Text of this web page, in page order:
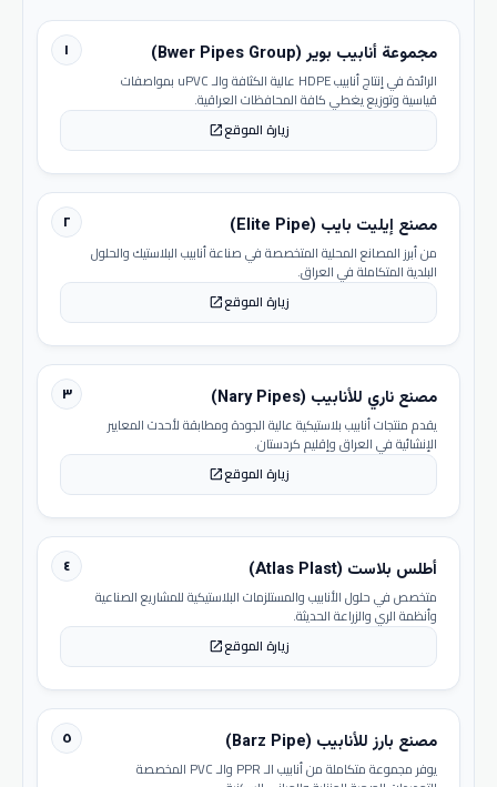
١ مجموعة أنابيب بوير (Bwer Pipes Group)
الرائدة في إنتاج أنابيب HDPE عالية الكثافة والـ uPVC بمواصفات
قياسية وتوزيع يغطي كافة المحافظات العراقية.
زيارة الموقعopen_in_new
٢ مصنع إيليت بايب (Elite Pipe)
من أبرز المصانع المحلية المتخصصة في صناعة أنابيب البلاستيك والحلول
البلدية المتكاملة في العراق.
زيارة الموقعopen_in_new
٣ مصنع ناري للأنابيب (Nary Pipes)
يقدم منتجات أنابيب بلاستيكية عالية الجودة ومطابقة لأحدث المعايير
الإنشائية في العراق وإقليم كردستان.
زيارة الموقعopen_in_new
٤ أطلس بلاست (Atlas Plast)
متخصص في حلول الأنابيب والمستلزمات البلاستيكية للمشاريع الصناعية
وأنظمة الري والزراعة الحديثة.
زيارة الموقعopen_in_new
٥ مصنع بارز للأنابيب (Barz Pipe)
يوفر مجموعة متكاملة من أنابيب الـ PPR والـ PVC المخصصة